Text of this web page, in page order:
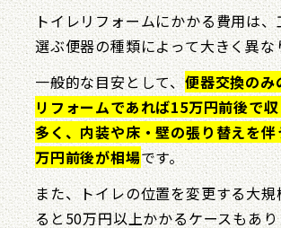
トイレリフォームにかかる費用は
選ぶ便器の種類によって大きく異な
一般的な目安として、便器交換のみ
リフォームであれば15万円前後で
多く、内装や床・壁の張り替えを
万円前後が相場です。
また、トイレの位置を変更する大
ると50万円以上かかるケースもあり